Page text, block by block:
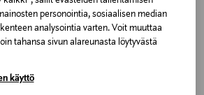
personointia, sosiaalisen median
analysointia varten. Voit muuttaa
tahansa sivun alareunasta löytyvästä
käyttö